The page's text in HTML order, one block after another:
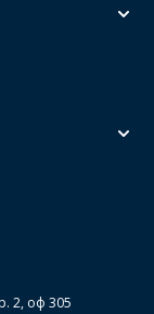
2, оф 305